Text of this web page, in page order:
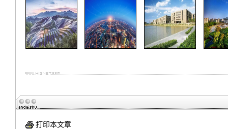
打印本文章